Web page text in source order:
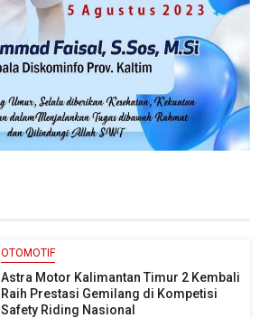
OTOMOTIF
Astra Motor Kalimantan Timur 2 Kembali
Raih Prestasi Gemilang di Kompetisi
Safety Riding Nasional